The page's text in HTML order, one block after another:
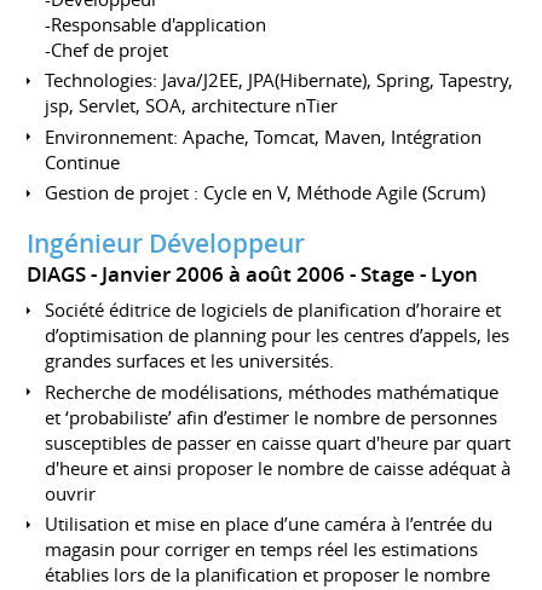
-Responsable d'application
-Chef de projet
Technologies: Java/J2EE, JPA(Hibernate), Spring, Tapestry,
jsp, Servlet, SOA, architecture nTier
Environnement: Apache, Tomcat, Maven, Intégration
Continue
Gestion de projet : Cycle en V, Méthode Agile (Scrum)
Ingénieur Développeur
DIAGS Janvier 2006 à août 2006 Stage Lyon
Société éditrice de logiciels de planification d’horaire et
d’optimisation de planning pour les centres d’appels, les
grandes surfaces et les universités.
Recherche de modélisations, méthodes mathématique
et ‘probabiliste’ afin d’estimer le nombre de personnes
susceptibles de passer en caisse quart d'heure par quart
d'heure et ainsi proposer le nombre de caisse adéquat à
ouvrir
Utilisation et mise en place d’une caméra à l’entrée du
magasin pour corriger en temps réel les estimations
établies lors de la planification et proposer le nombre